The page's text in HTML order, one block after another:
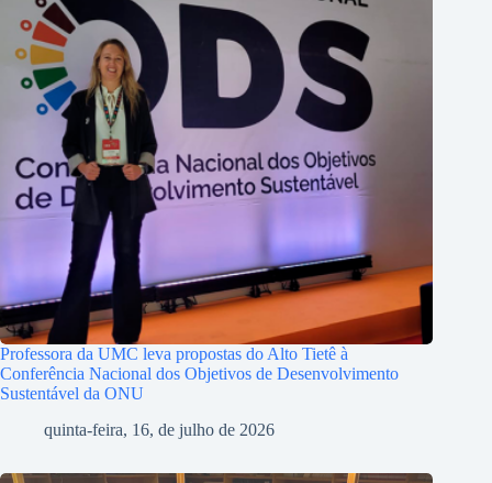
Professora da UMC leva propostas do Alto Tietê à
Conferência Nacional dos Objetivos de Desenvolvimento
Sustentável da ONU
quinta-feira, 16, de julho de 2026